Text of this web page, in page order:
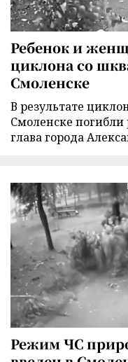
Ребенок и
циклона со
Смоленске
В результате
Смоленске
глава города
Режим ЧС